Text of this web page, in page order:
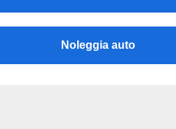
Noleggia auto